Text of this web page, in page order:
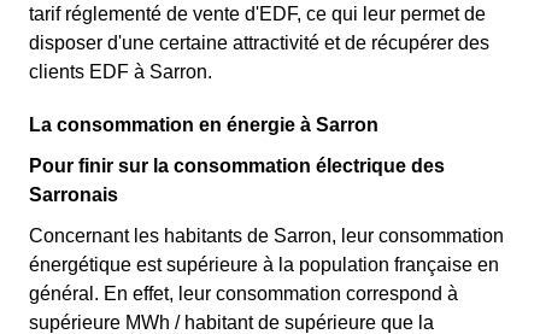
tarif réglementé de vente d'EDF, ce qui leur permet de
disposer d'une certaine attractivité et de récupérer des
clients EDF à Sarron.
La consommation en énergie à Sarron
Pour finir sur la consommation électrique des
Sarronais
Concernant les habitants de Sarron, leur consommation
énergétique est supérieure à la population française en
général. En effet, leur consommation correspond à
supérieure MWh / habitant de supérieure que la